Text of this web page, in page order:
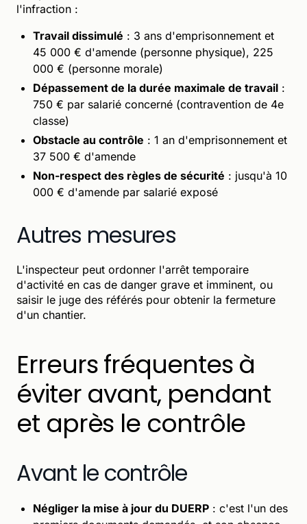
l'infraction :
Travail dissimulé : 3 ans d'emprisonnement et
45 000 € d'amende (personne physique), 225
000 € (personne morale)
Dépassement de la durée maximale de travail :
750 € par salarié concerné (contravention de 4e
classe)
Obstacle au contrôle : 1 an d'emprisonnement et
37 500 € d'amende
Non-respect des règles de sécurité : jusqu'à 10
000 € d'amende par salarié exposé
Autres mesures
L'inspecteur peut ordonner l'arrêt temporaire
d'activité en cas de danger grave et imminent, ou
saisir le juge des référés pour obtenir la fermeture
d'un chantier.
Erreurs fréquentes à
éviter avant, pendant
et après le contrôle
Avant le contrôle
Négliger la mise à jour du DUERP : c'est l'un des